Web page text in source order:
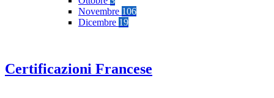
Novembre 106
Dicembre 19
Certificazioni Francese